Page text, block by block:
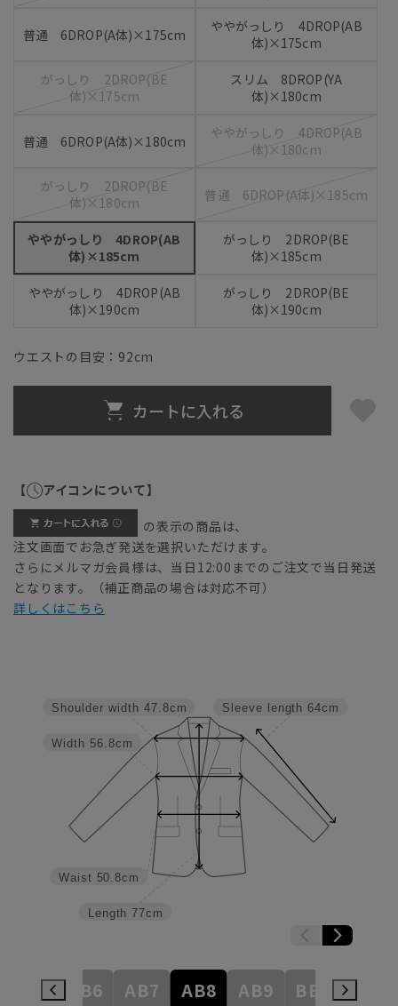
普通 6DROP(A体)×175cm
ややがっしり 4DROP(AB
体)×175cm
がっしり 2DROP(BE
体)×175cm
スリム 8DROP(YA
体)×180cm
普通 6DROP(A体)×180cm
ややがっしり 4DROP(AB
体)×180cm
がっしり 2DROP(BE
体)×180cm
普通 6DROP(A体)×185cm
ややがっしり 4DROP(AB
体)×185cm
がっしり 2DROP(BE
体)×185cm
ややがっしり 4DROP(AB
体)×190cm
がっしり 2DROP(BE
体)×190cm
ウエストの目安： 92cm
カートに入れる
【 アイコンについて】
の表示の商品は、
注文画面でお急ぎ発送を選択いただけます。
さらにメルマガ会員様は、当日12:00までのご注文で当日発送
となります。（補正商品の場合は対応不可）
詳しくはこちら
Sleeve length 64cm
Length 77cm
Waist 50.8cm
Width 56.8cm
Shoulder width 47.8cm
AB6 AB7 AB8 AB9 BE3